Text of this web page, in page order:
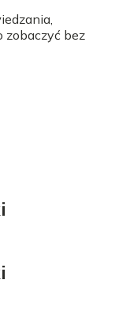
zobaczyć bez